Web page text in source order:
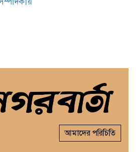
আমাদের পরিচিতি